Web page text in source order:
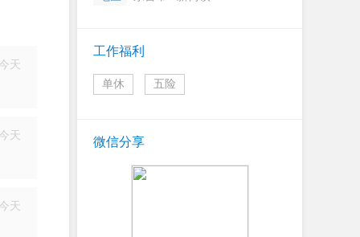
今天
今天
今天
工作福利
单休 五险
微信分享